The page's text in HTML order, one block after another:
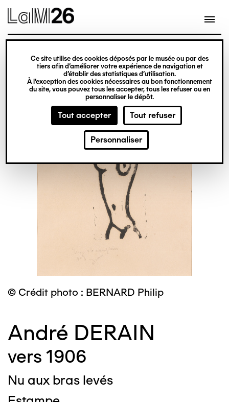
Gestion des cookies
Ce site utilise des cookies déposés par le musée ou par des
tiers afin d’améliorer votre expérience de navigation et
d’établir des statistiques d’utilisation.
À l’exception des cookies nécessaires au bon fonctionnement
du site, vous pouvez tous les accepter, tous les refuser ou en
personnaliser le dépôt.
Tout accepter Tout refuser
Personnaliser
contenu
© Crédit photo : BERNARD Philip
André DERAIN
vers 1906
Nu aux bras levés